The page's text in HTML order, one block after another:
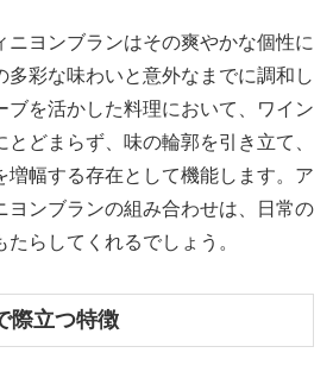
ニヨンブランはその爽やかな個性に
多彩な味わいと意外なまでに調和し
ブを活かした料理において、ワイン
どまらず、味の輪郭を引き立て、
増幅する存在として機能します。ア
ヨンブランの組み合わせは、日常の
らしてくれるでしょう。
際立つ特徴